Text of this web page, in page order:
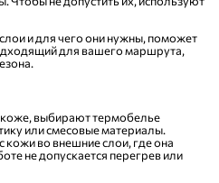
и для чего они нужны, поможет
для вашего маршрута,
выбирают термобелье
или смесовые материалы.
кожи во внешние слои, где она
не допускается перегрев или